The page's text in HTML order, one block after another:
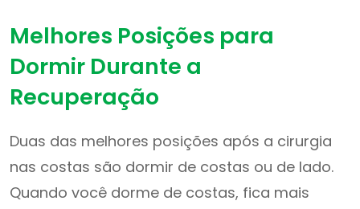
Melhores Posições para
Dormir Durante a
Recuperação
Duas das melhores posições após a cirurgia
nas costas são dormir de costas ou de lado.
Quando você dorme de costas, fica mais